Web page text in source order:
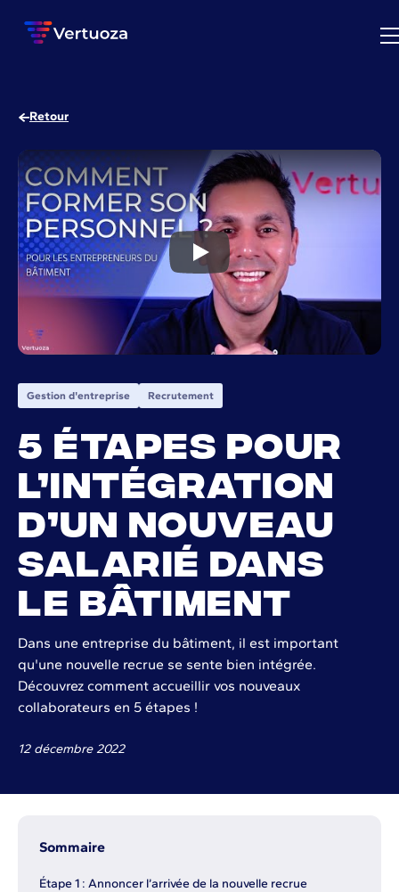
Retour
5 étapes pour l’intégration
Gestion d'entreprise Recrutement
5 étapes pour
l’intégration
d’un nouveau
salarié dans
le bâtiment
Dans une entreprise du bâtiment, il est important
qu'une nouvelle recrue se sente bien intégrée.
Découvrez comment accueillir vos nouveaux
collaborateurs en 5 étapes !
12 décembre 2022
Sommaire
Étape 1 : Annoncer l’arrivée de la nouvelle recrue